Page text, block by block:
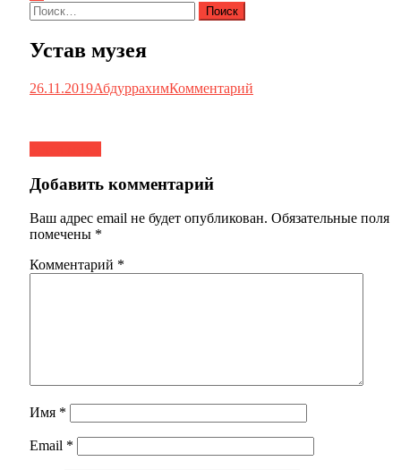
Найти:
Устав музея
26.11.2019АбдуррахимКомментарий
Навигация
по
записям
Добавить комментарий
Ваш адрес email не будет опубликован. Обязательные поля
помечены *
Комментарий *
Имя *
Email *